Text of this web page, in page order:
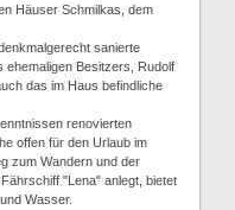
Häuser Schmilkas, dem
sanierte
ehemaligen Besitzers, Rudolf
das im Haus befindliche
renovierten
offen für den Urlaub im
zum Wandern und der
"Lena" anlegt, bietet
Wasser.